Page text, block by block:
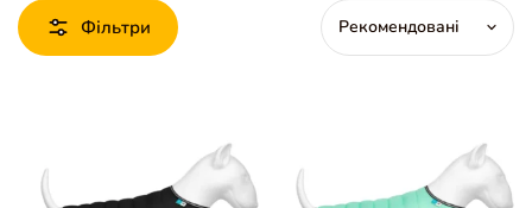
Фільтри